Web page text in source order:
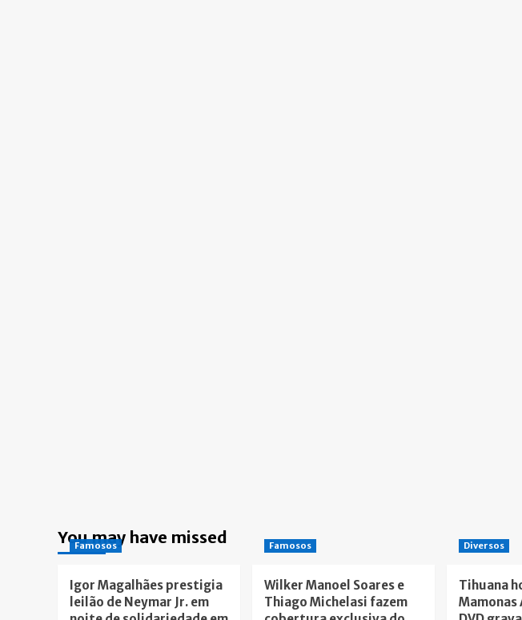
You may have missed
Famosos
Igor Magalhães prestigia
leilão de Neymar Jr. em
Famosos
Wilker Manoel Soares e
Thiago Michelasi fazem
Diversos
Tihuana
Mamonas